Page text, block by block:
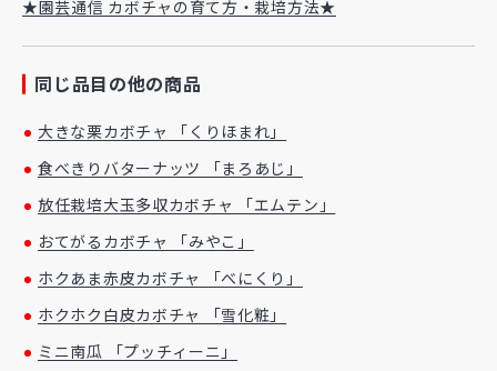
★園芸通信 カボチャの育て方・栽培方法★
同じ品目の他の商品
大きな栗カボチャ 「くりほまれ」
食べきりバターナッツ 「まろあじ」
放任栽培大玉多収カボチャ 「エムテン」
おてがるカボチャ 「みやこ」
ホクあま赤皮カボチャ 「べにくり」
ホクホク白皮カボチャ 「雪化粧」
ミニ南瓜 「プッチィーニ」